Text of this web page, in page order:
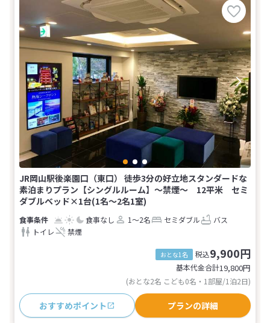
JR岡山駅後楽園口（東口） 徒歩3分の好立地スタンダードな
素泊まりプラン【シングルルーム】～禁煙～ 12平米 セミ
ダブルベッド×1台(1名～2名1室)
食事なし 1～2名 セミダブル
バス
トイレ
禁煙
おとな1名 税込9,900円
基本代金合計19,800円
(おとな2名 こども0名・1部屋/1泊2日)
おすすめポイント プランの詳細